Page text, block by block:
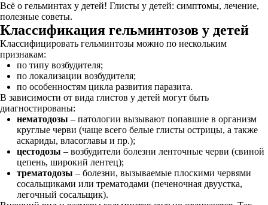
Всё о гельминтах у детей! Глисты у детей: симптомы, лечение,
полезные советы.
Классификация гельминтозов у детей
Классифицировать гельминтозы можно по нескольким
признакам:
по типу возбудителя;
по локализации возбудителя;
по особенностям цикла развития паразита.
В зависимости от вида глистов у детей могут быть
диагностированы:
нематодозы – патологии вызывают попавшие в организм
круглые черви (чаще всего белые глисты острицы, а также
аскариды, власоглавы и пр.);
цестодозы – возбудители болезни ленточные черви (свиной
цепень, широкий лентец);
трематодозы – болезни, вызываемые плоскими червями
сосальщиками или трематодами (печеночная двуустка,
легочный сосальщик).